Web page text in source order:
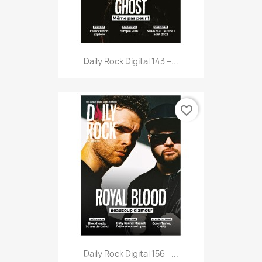
Daily Rock Digital 143 –...
Daily Rock Digital 156 –...
favorite_border